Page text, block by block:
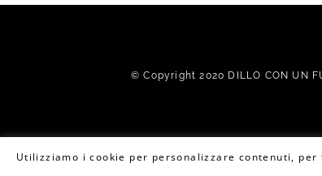
© Copyright 2020 DILLO CON UN
Utilizziamo i cookie per personalizzare contenuti,